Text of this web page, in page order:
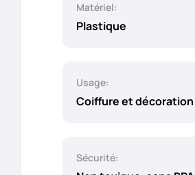
Matériel:
Plastique
Usage:
Coiffure et décoration
Sécurité: